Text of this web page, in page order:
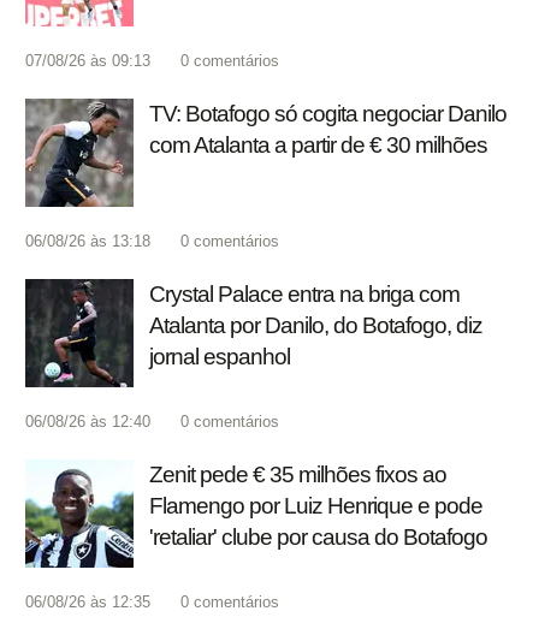
07/08/26 às 09:13 0 comentários
TV: Botafogo só cogita negociar Danilo
com Atalanta a partir de € 30 milhões
06/08/26 às 13:18 0 comentários
Crystal Palace entra na briga com
Atalanta por Danilo, do Botafogo, diz
jornal espanhol
06/08/26 às 12:40 0 comentários
Zenit pede € 35 milhões fixos ao
Flamengo por Luiz Henrique e pode
'retaliar' clube por causa do Botafogo
06/08/26 às 12:35 0 comentários